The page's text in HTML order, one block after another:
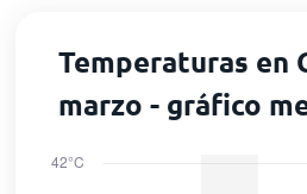
Temperaturas en
marzo - gráfico